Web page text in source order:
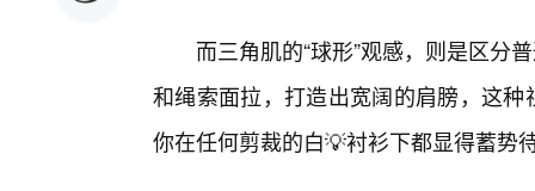
而三角肌的“球形”观感，则是区分
和绳索面拉，打造出宽阔的肩膀，这
你在任何剪裁的白💡衬衫下都显得蓄势